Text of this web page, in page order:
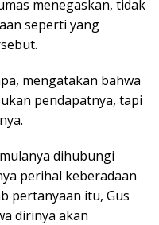
menegaskan, tidak
seperti yang
mengatakan bahwa
pendapatnya, tapi
dihubungi
perihal keberadaan
pertanyaan itu, Gus
dirinya akan